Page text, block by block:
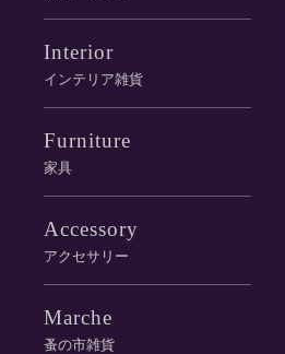
Interior
インテリア雑貨
Furniture
家具
Accessory
アクセサリー
Marche
蚤の市雑貨